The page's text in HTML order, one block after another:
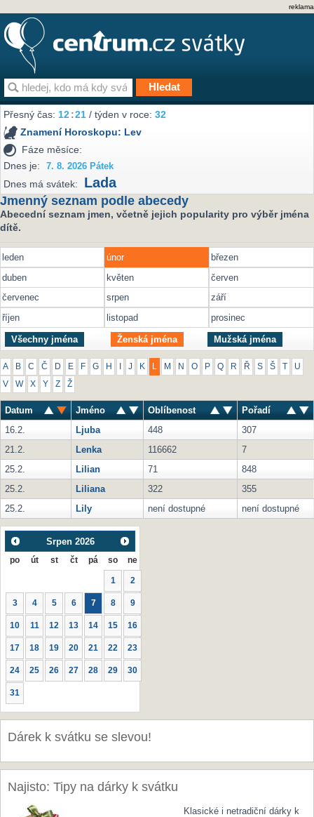
reklama
Přesný čas:12:21 / týden v roce:32
Znamení Horoskopu: Lev
Fáze měsíce:
Dnes je:
7. 8. 2026 Pátek
Dnes má svátek: Lada
Jmenný seznam podle abecedy
Abecední seznam jmen, včetně jejich popularity pro výběr jména
dítě.
leden únor
březen
duben
květen
červen
červenec
srpen
září
říjen
listopad prosinec
Všechny jména Ženská jména Mužská jména
A B C Č D E F G H J K M N O P Q R Ř S Š U
V W X Y Z Ž
Datum Jméno Oblíbenost
Pořadí
16.2.
Ljuba 448
307
21.2.
Lenka 116662
7
25.2.
Lilian 71
848
25.2.
Liliana 322
355
25.2.
Lily není dostupné není dostupné
Srpen 2026
po út st čt pá so ne
1 2
3 4 5 6 7 8 9
10 11 12 13 14 15 16
17 18 19 20 21 22 23
24 25 26 27 28 29 30
31
Dárek k svátku se slevou!
Najisto: Tipy na dárky k svátku
Klasické i netradiční dárky k